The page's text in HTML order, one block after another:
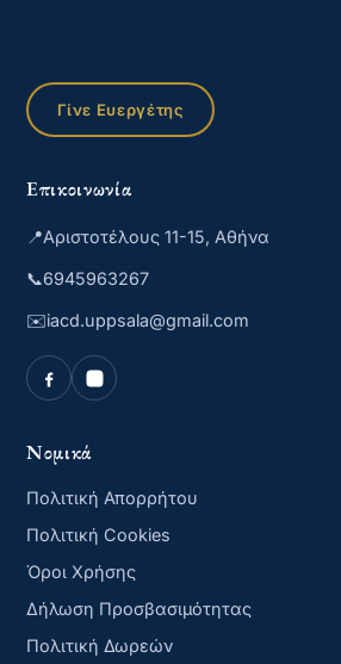
Γίνε Ευεργέτης
Επικοινωνία
📍Αριστοτέλους 11-15, Αθήνα
📞6945963267
✉️iacd.uppsala@gmail.com
Νομικά
Πολιτική Απορρήτου
Πολιτική Cookies
Όροι Χρήσης
Δήλωση Προσβασιμότητας
Πολιτική Δωρεών